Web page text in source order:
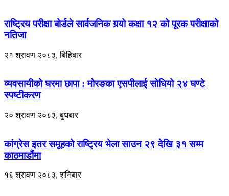
राष्ट्रिय परीक्षा बोर्डले सार्वजनिक गर्‍यो कक्षा १२ को पूरक परीक्षाको
नतिजा
२१ श्रावण २०८३, बिहिबार
व्यवसायीको घरमा छापा : मोरङका एसपीलाई सोधियो २४ घण्टे
स्पष्टीकरण
२० श्रावण २०८३, बुधबार
कांग्रेस इतर समूहको राष्ट्रिय भेला साउन २९ देखि ३१ सम्म
काठमाडौंमा
१६ श्रावण २०८३, शनिबार